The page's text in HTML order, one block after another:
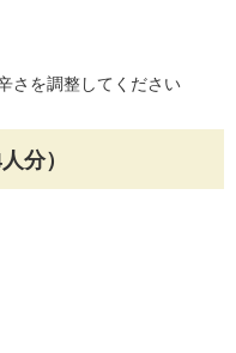
さを調整してください
分）